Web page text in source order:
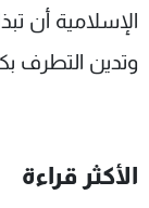
الإسلامية أن
وتدين التطرف
الأكثر قراءة